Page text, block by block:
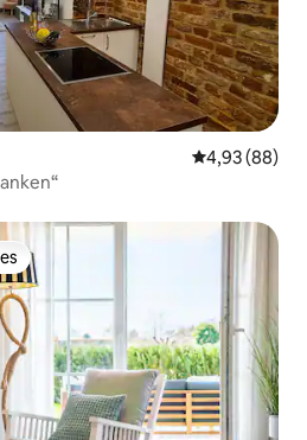
4,93 de uma
4,93 (88)
dos hóspedes